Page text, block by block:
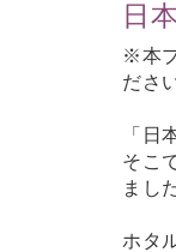
日
※本
ださ
「日
そこ
まし
ホタ